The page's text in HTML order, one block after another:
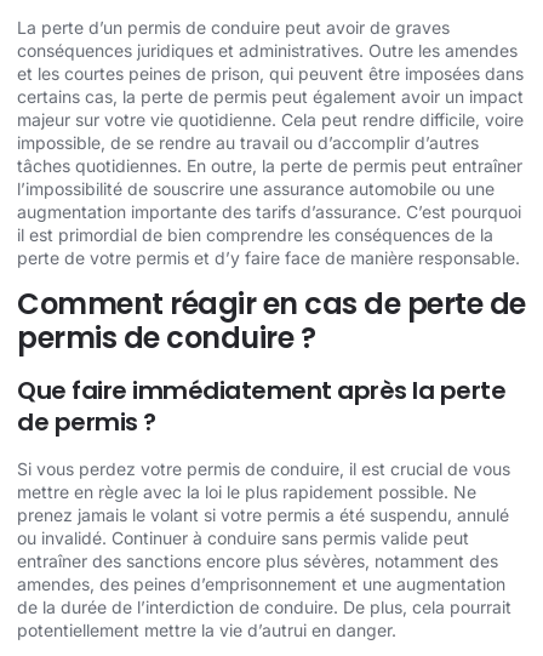
La perte d’un permis de conduire peut avoir de graves
conséquences juridiques et administratives. Outre les amendes
et les courtes peines de prison, qui peuvent être imposées dans
certains cas, la perte de permis peut également avoir un impact
majeur sur votre vie quotidienne. Cela peut rendre difficile, voire
impossible, de se rendre au travail ou d’accomplir d’autres
tâches quotidiennes. En outre, la perte de permis peut entraîner
l’impossibilité de souscrire une assurance automobile ou une
augmentation importante des tarifs d’assurance. C’est pourquoi
il est primordial de bien comprendre les conséquences de la
perte de votre permis et d’y faire face de manière responsable.
Comment réagir en cas de perte de
permis de conduire ?
Que faire immédiatement après la perte
de permis ?
Si vous perdez votre permis de conduire, il est crucial de vous
mettre en règle avec la loi le plus rapidement possible. Ne
prenez jamais le volant si votre permis a été suspendu, annulé
ou invalidé. Continuer à conduire sans permis valide peut
entraîner des sanctions encore plus sévères, notamment des
amendes, des peines d’emprisonnement et une augmentation
de la durée de l’interdiction de conduire. De plus, cela pourrait
potentiellement mettre la vie d’autrui en danger.